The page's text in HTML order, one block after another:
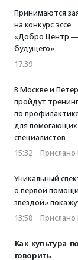
Принимаются
на конкурс эссе
«Добро.Центр —
будущего»
17:39
В Москве и
пройдут
по
для помогающих
специалистов
15:32 · Прислано
Уникальный
о первой
звездой»
13:58 · Прислано
Как культура
говорить